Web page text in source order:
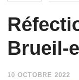
Brueil-
10 OCTOBRE 2022